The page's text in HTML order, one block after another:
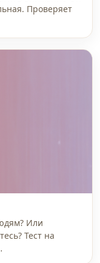
Проверяет
Или
Тест на